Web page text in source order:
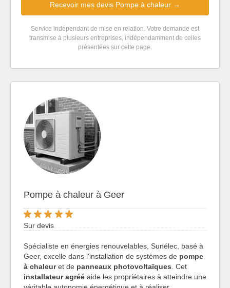
Recevoir mes devis Pompe à chaleur →
Service indépendant de mise en relation. Votre demande est
transmise à plusieurs entreprises, indépendamment de celles
présentées sur cette page.
Pompe à chaleur à Geer
Sur devis
Spécialiste en énergies renouvelables, Sunélec, basé à
Geer, excelle dans l'installation de systèmes de pompe
à chaleuret de panneaux photovoltaïques . Cet
installateur agréé aide les propriétaires à atteindre une